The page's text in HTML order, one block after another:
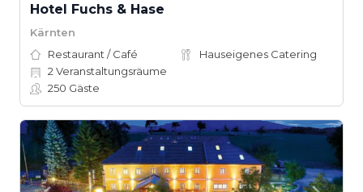
Hotel Fuchs & Hase
Kärnten
Restaurant / Café
Hauseigenes Catering
2 Veranstaltungsräume
250 Gäste